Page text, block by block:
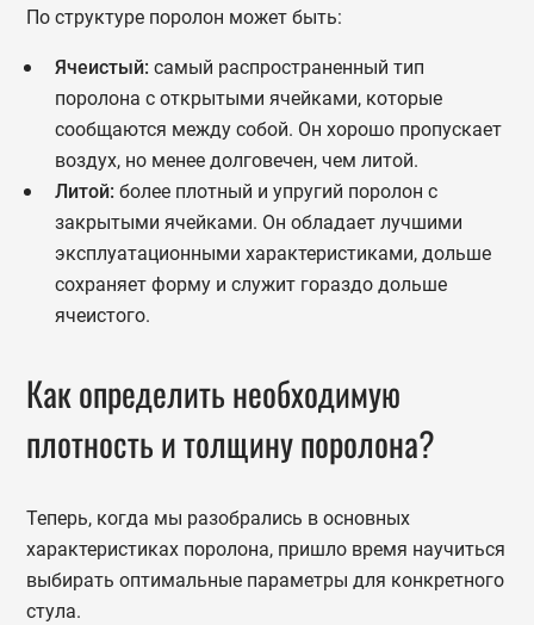
По структуре поролон может быть:
Ячеистый: самый распространенный тип
поролона с открытыми ячейками, которые
сообщаются между собой. Он хорошо пропускает
воздух, но менее долговечен, чем литой.
Литой: более плотный и упругий поролон с
закрытыми ячейками. Он обладает лучшими
эксплуатационными характеристиками, дольше
сохраняет форму и служит гораздо дольше
ячеистого.
Как определить необходимую
плотность и толщину поролона?
Теперь, когда мы разобрались в основных
характеристиках поролона, пришло время научиться
выбирать оптимальные параметры для конкретного
стула.